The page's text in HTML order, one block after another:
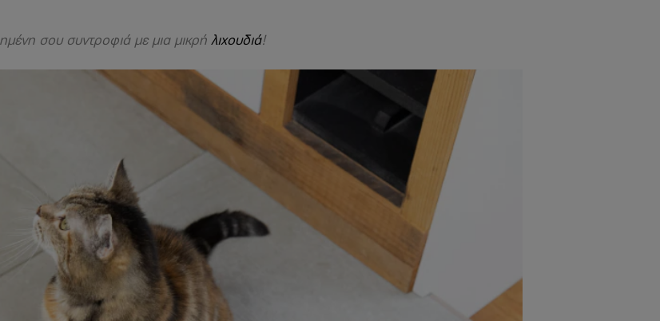
σου συντροφιά με μια μικρή λιχουδιά!